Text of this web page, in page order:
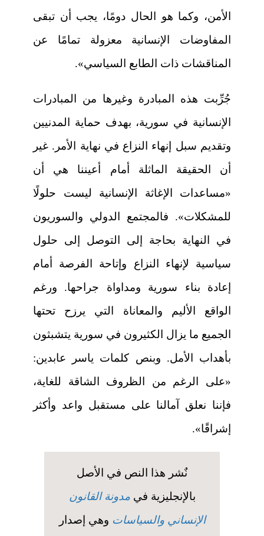
الأمن، وكما هو الحال دومًا، يجب أن تبقى
المفاوضات الإنسانية معزولة تمامًا عن
المناقشات ذات الطابع السياسي».
جُرِّبت هذه المبادرة وغيرها من المبادرات
الإنسانية في سورية، بهدف حماية المدنيين
وتقديم سبل إنهاء النزاع في نهاية الأمر. غير
أن الحقيقة الماثلة أمام أعيننا هي أن
«مساعدات الإغاثة الإنسانية ليست حلولًا
للمشكلات». فالمجتمع الدولي والسوريون
في النهاية بحاجة إلى التوصل إلى حلول
سياسية لإنهاء النزاع وإتاحة الفرصة أمام
إعادة بناء سورية ومداواة جراحها. ورغم
الواقع الأليم والمعاناة التي يرزح تحتها
الجميع ما يزال الكثيرون في سورية يتشبثون
بأهداب الأمل. وبنص كلمات ياسر عابدين:
«على الرغم من الظروف الشاقة للغاية،
فإننا نعلق آمالنا على مستقبل واعد وأكثر
إشراقًا».
نٌشر هذا النص في الأصل
بالإنجليزية فيمدونة القانون
الإنساني والسياسات وهي إصدار